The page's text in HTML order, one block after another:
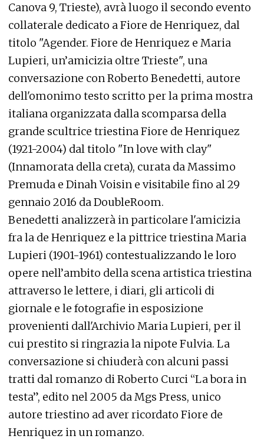
Canova 9, Trieste), avrà luogo il secondo evento
collaterale dedicato a Fiore de Henriquez, dal
titolo "Agender. Fiore de Henriquez e Maria
Lupieri, un’amicizia oltre Trieste", una
conversazione con Roberto Benedetti, autore
dell'omonimo testo scritto per la prima mostra
italiana organizzata dalla scomparsa della
grande scultrice triestina Fiore de Henriquez
(1921-2004) dal titolo "In love with clay"
(Innamorata della creta), curata da Massimo
Premuda e Dinah Voisin e visitabile fino al 29
gennaio 2016 da DoubleRoom.
Benedetti analizzerà in particolare l'amicizia
fra la de Henriquez e la pittrice triestina Maria
Lupieri (1901-1961) contestualizzando le loro
opere nell’ambito della scena artistica triestina
attraverso le lettere, i diari, gli articoli di
giornale e le fotografie in esposizione
provenienti dall'Archivio Maria Lupieri, per il
cui prestito si ringrazia la nipote Fulvia. La
conversazione si chiuderà con alcuni passi
tratti dal romanzo di Roberto Curci “La bora in
testa”, edito nel 2005 da Mgs Press, unico
autore triestino ad aver ricordato Fiore de
Henriquez in un romanzo.